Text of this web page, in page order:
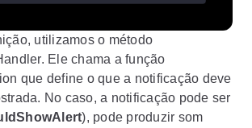
utilizamos o método
. Ele chama a função
que define o que a notificação deve
No caso, a notificação pode ser
), pode produzir som